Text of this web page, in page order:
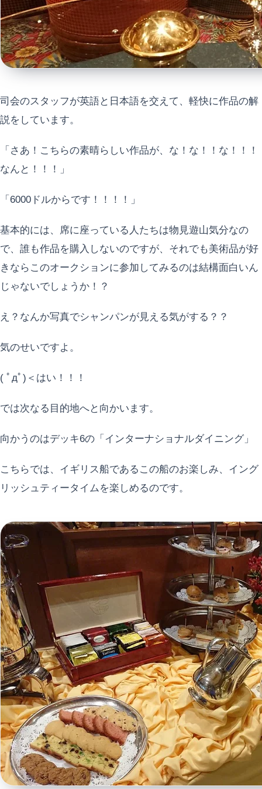
司会のスタッフが英語と日本語を交えて、軽快に作品の解
説をしています。
「さあ！こちらの素晴らしい作品が、な！な！！な！！！
なんと！！！」
「6000ドルからです！！！！」
基本的には、席に座っている人たちは物見遊山気分なの
で、誰も作品を購入しないのですが、それでも美術品が好
きならこのオークションに参加してみるのは結構面白いん
じゃないでしょうか！？
え？なんか写真でシャンパンが見える気がする？？
気のせいですよ。
( ﾟдﾟ)＜はい！！！
では次なる目的地へと向かいます。
向かうのはデッキ6の「インターナショナルダイニング」
こちらでは、イギリス船であるこの船のお楽しみ、イング
リッシュティータイムを楽しめるのです。